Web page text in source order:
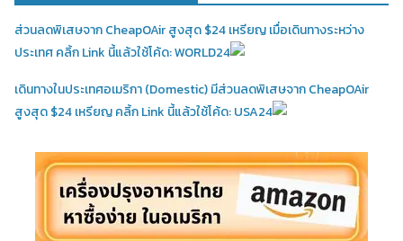
ส่วนลดพิเสษจาก CheapOAir สูงสุด $24 เหรียญ เมื่อเดินทางระหว่าง
ประเทศ คลิ้ก Link นี้แล้วใช้โค้ด: WORLD24
เดินทางในประเทศอเมริกา (Domestic)มีส่วนลดพิเสษจาก CheapOAir
สูงสุด $24 เหรียญ คลิ้ก Link นี้แล้วใช้โค้ด: USA24